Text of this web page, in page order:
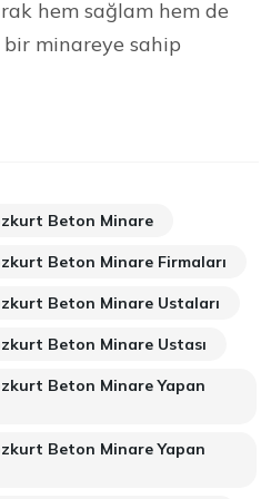
hem sağlam hem de
minareye sahip
Beton Minare
Beton Minare Firmaları
Beton Minare Ustaları
Beton Minare Ustası
Beton Minare Yapan
Beton Minare Yapan